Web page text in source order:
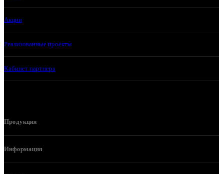
Акции
Реализованные проекты
Кабинет партнера
Продукция
Информация